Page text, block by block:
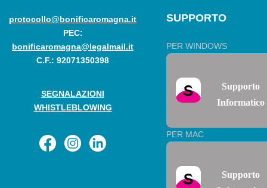
protocollo@bonificaromagna.it
PEC:
bonificaromagna@legalmail.it
C.F.: 92071350398
SEGNALAZIONI
WHISTLEBLOWING
SUPPORTO
PER WINDOWS
Supporto
Informatico
PER MAC
Supporto